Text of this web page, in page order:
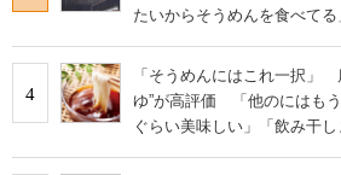
たいからそうめんを食べてる
4
「そうめんにはこれ一択」
ゆ”が高評価 「他のにはも
ぐらい美味しい」「飲み干